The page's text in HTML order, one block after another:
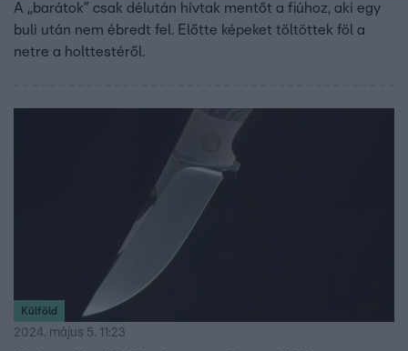
A „barátok” csak délután hívtak mentőt a fiúhoz, aki egy
buli után nem ébredt fel. Előtte képeket töltöttek föl a
netre a holttestéről.
Külföld
2024. május 5. 11:23